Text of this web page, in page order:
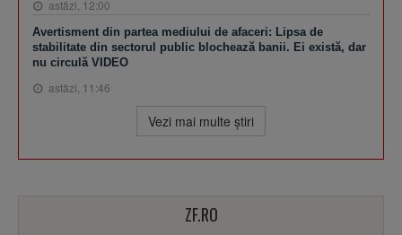
astăzi, 12:00
Avertisment din partea mediului de afaceri: Lipsa de
stabilitate din sectorul public blochează banii. Ei există, dar
nu circulă VIDEO
astăzi, 11:46
Vezi mai multe ştiri
ZF.RO